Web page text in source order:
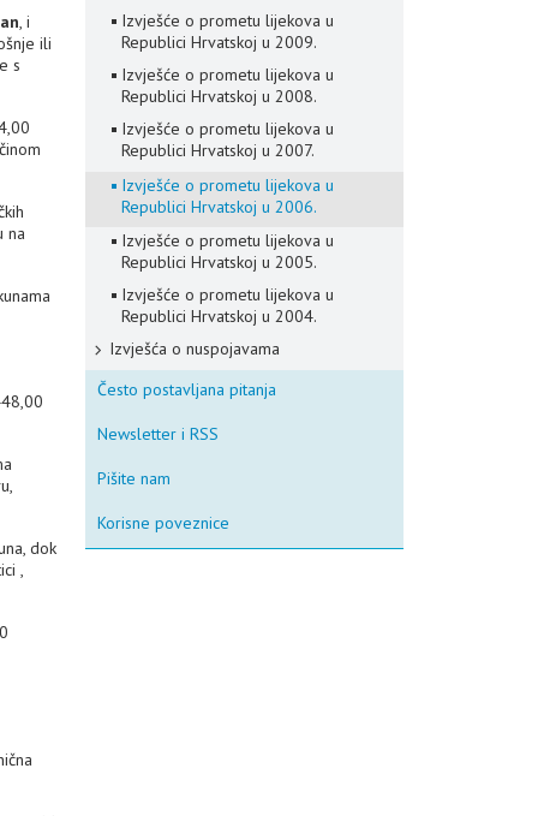
, i
ili
s
na
dok
,
Izvješće o prometu lijekova u
Republici Hrvatskoj u 2009.
Izvješće o prometu lijekova u
Republici Hrvatskoj u 2008.
Izvješće o prometu lijekova u
Republici Hrvatskoj u 2007.
Izvješće o prometu lijekova u
Republici Hrvatskoj u 2006.
Izvješće o prometu lijekova u
Republici Hrvatskoj u 2005.
Izvješće o prometu lijekova u
Republici Hrvatskoj u 2004.
Izvješća o nuspojavama
Često postavljana pitanja
Newsletter i RSS
Pišite nam
Korisne poveznice